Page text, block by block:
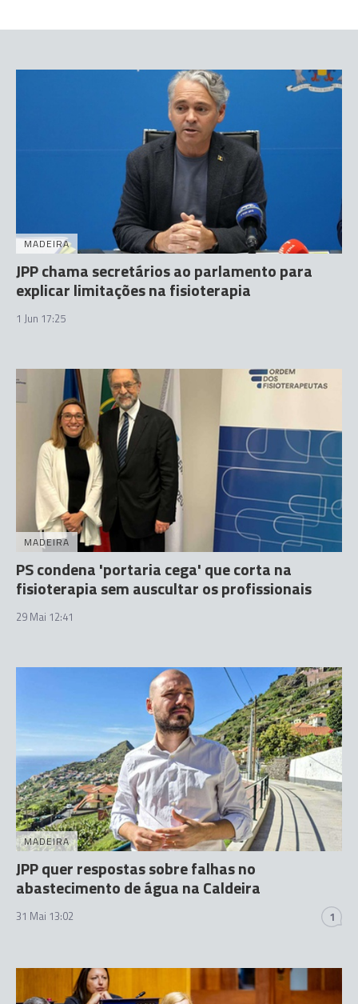
MADEIRA
JPP chama secretários ao parlamento para
explicar limitações na fisioterapia
1 Jun 17:25
MADEIRA
PS condena 'portaria cega' que corta na
fisioterapia sem auscultar os profissionais
29 Mai 12:41
MADEIRA
JPP quer respostas sobre falhas no
abastecimento de água na Caldeira
31 Mai 13:02 1